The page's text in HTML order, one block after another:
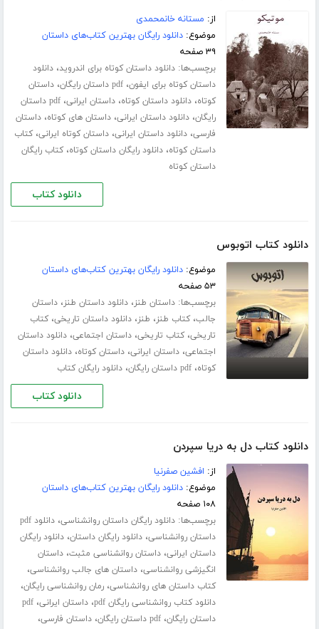
از: مستانه خانمحمدی
موضوع:دانلود رایگان بهترین کتاب‌های داستان
۳۹ صفحه
برچسب‌ها:دانلود داستان کوتاه برای اندروید،دانلود
داستان کوتاه برای ایفون،pdf داستان رایگان ،داستان
کوتاه،دانلود داستان کوتاه،داستان ایرانی،
pdf داستان
رایگان،دانلود داستان ایرانی،داستان های کوتاه،داستان
فارسی،دانلود داستان ایرانی،داستان کوتاه ایرانی،کتاب
داستان کوتاه،دانلود رایگان داستان کوتاه،کتاب رایگان
داستان کوتاه
دانلود کتاب
دانلود کتاب اتوبوس
موضوع:دانلود رایگان بهترین کتاب‌های داستان
۵۳ صفحه
برچسب‌ها:داستان طنز،دانلود داستان طنز،داستان
جالب،کتاب طنز، طنز،دانلود داستان تاریخی،کتاب
تاریخی،کتاب تاریخی،داستان اجتماعی،دانلود داستان
اجتماعی،داستان ایرانی،داستان کوتاه،دانلود داستان
کوتاه،pdf داستان رایگان ،دانلود رایگان کتاب
دانلود کتاب
دانلود کتاب دل به دریا سپردن
از: افشین صفرنیا
موضوع:دانلود رایگان بهترین کتاب‌های داستان
۱۰۸ صفحه
برچسب‌ها:دانلود رایگان داستان روانشناسی،
دانلود pdf
داستان روانشناسی،دانلود رایگان داستان،دانلود رایگان
داستان ایرانی،داستان روانشناسی مثبت،داستان
انگیزشی روانشناسی،داستان های جالب روانشناسی،
کتاب داستان های روانشناسی،رمان روانشناسی رایگان،
دانلود کتاب روانشناسی رایگان pdf ،داستان ایرانی،pdf
داستان رایگان،pdf داستان رایگان ،داستان فارسی،